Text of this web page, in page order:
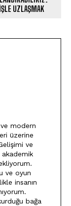
UZLAŞMAK
ve modern
üzerine
ve
akademik
ve oyun
insanın
bağa